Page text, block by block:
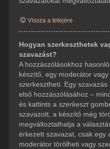
Vissza a tetejére
Hogyan szerkeszthetek
szavazást?
A hozzászólásokhoz
készítő, egy moderátor
szerkesztheti. Egy
első hozzászólásához –
és kattints a szerkeszt
szavazott, a készítő még
megváltoztathatja a
érkezett szavazat, csak egy
moderátor törölheti vagy